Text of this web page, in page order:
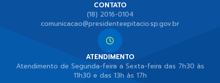
CONTATO
(18) 2016-0104
comunicacao@presidenteepitacio.sp.gov.br
ATENDIMENTO
Atendimento de Segunda-feira a Sexta-feira das 7h30 às
11h30 e das 13h às 17h